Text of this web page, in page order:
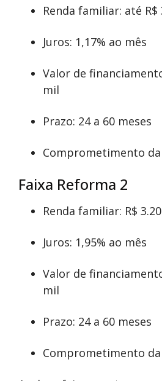
Renda familiar: até R$
Juros: 1,17% ao mês
Valor de
mil
Prazo: 24 a 60 meses
Comprometimento da
Faixa Reforma 2
Renda familiar: R$
Juros: 1,95% ao mês
Valor de
mil
Prazo: 24 a 60 meses
Comprometimento da